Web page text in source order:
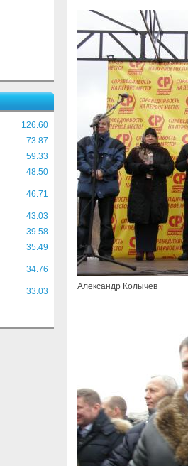
126.60
73.87
59.33
48.50
46.71
43.03
39.58
35.49
34.76
33.03 Александр Колычев